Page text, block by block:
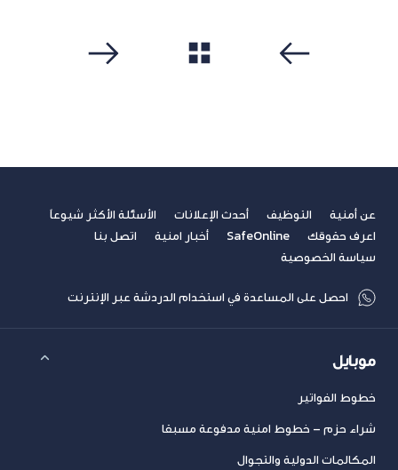
عن أمنية التوظيف أحدث الإعلانات
الأسئلة الأكثر شيوعاً
اعرف حقوقك
SafeOnline أخبار امنية
اتصل بنا
سياسة الخصوصية
احصل على المساعدة في استخدام الدردشة عبر الإنترنت
موبايل
خطوط الفواتير
شراء حزم – خطوط امنية مدفوعة مسبقا
المكالمات الدولية والتجوال